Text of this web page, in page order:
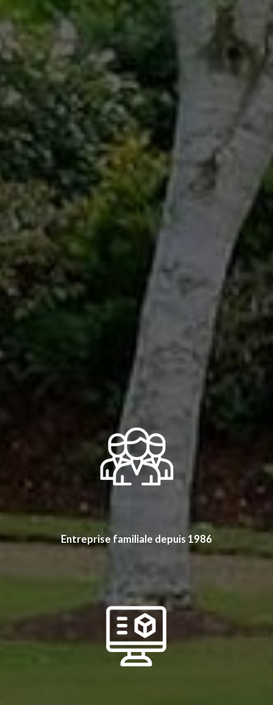
Entreprise familiale depuis 1986